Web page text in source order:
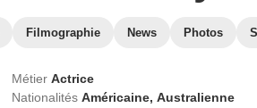
Filmographie News Photos
Métier Actrice
Nationalités Américaine, Australienne